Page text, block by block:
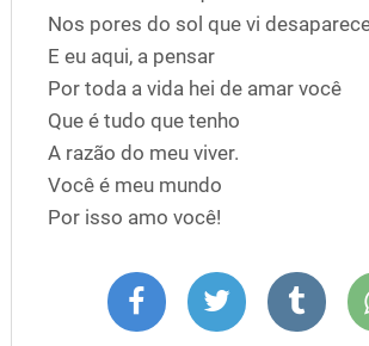
Nos pores do sol que vi
E eu aqui, a pensar
Por toda a vida hei de amar você
Que é tudo que tenho
A razão do meu viver.
Você é meu mundo
Por isso amo você!